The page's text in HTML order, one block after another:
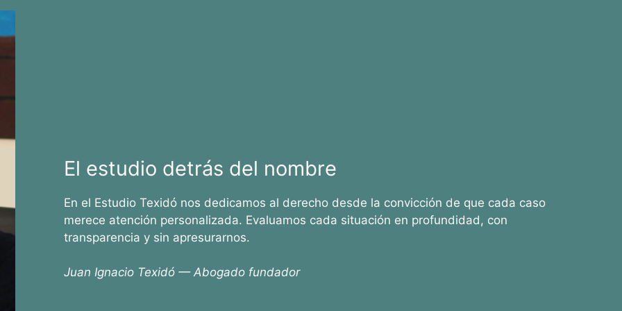
El estudio detrás del nombre
En el Estudio Texidó nos dedicamos al derecho desde la convicción de que cada caso
merece atención personalizada. Evaluamos cada situación en profundidad, con
transparencia y sin apresurarnos.
Juan Ignacio Texidó — Abogado fundador